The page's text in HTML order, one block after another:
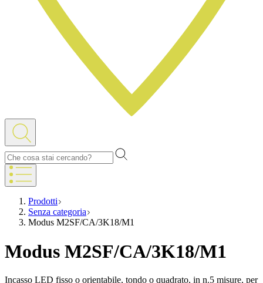
Prodotti
Senza categoria
Modus M2SF/CA/3K18/M1
Modus M2SF/CA/3K18/M1
Incasso LED fisso o orientabile, tondo o quadrato, in n.5 misure, per